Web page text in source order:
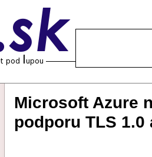
Microsoft Azure
podporu TLS 1.0